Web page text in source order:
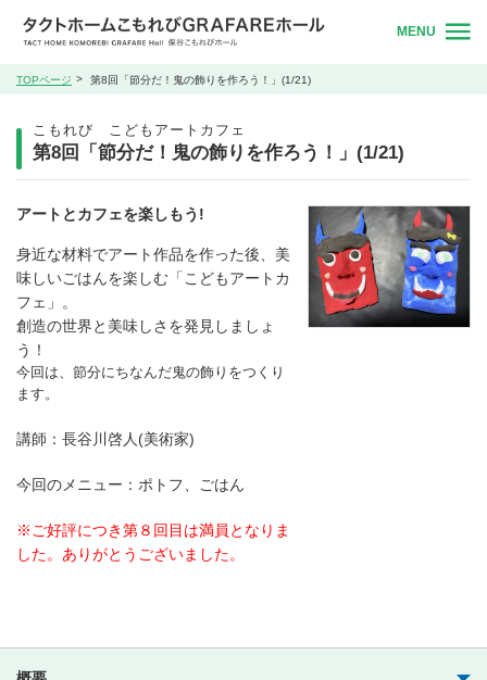
MENU
TOPページ 第8回「節分だ！鬼の飾りを作ろう！」(1/21)
こもれび こどもアートカフェ
第8回「節分だ！鬼の飾りを作ろう！」(1/21)
アートとカフェを楽しもう!
身近な材料でアート作品を作った後、美
味しいごはんを楽しむ「こどもアートカ
フェ」。
創造の世界と美味しさを発見しましょ
う！
今回は、節分にちなんだ鬼の飾りをつくり
ます。
講師：長谷川啓人(美術家)
今回のメニュー：ポトフ、ごはん
※ご好評につき第８回目は満員となりま
した。ありがとうございました。